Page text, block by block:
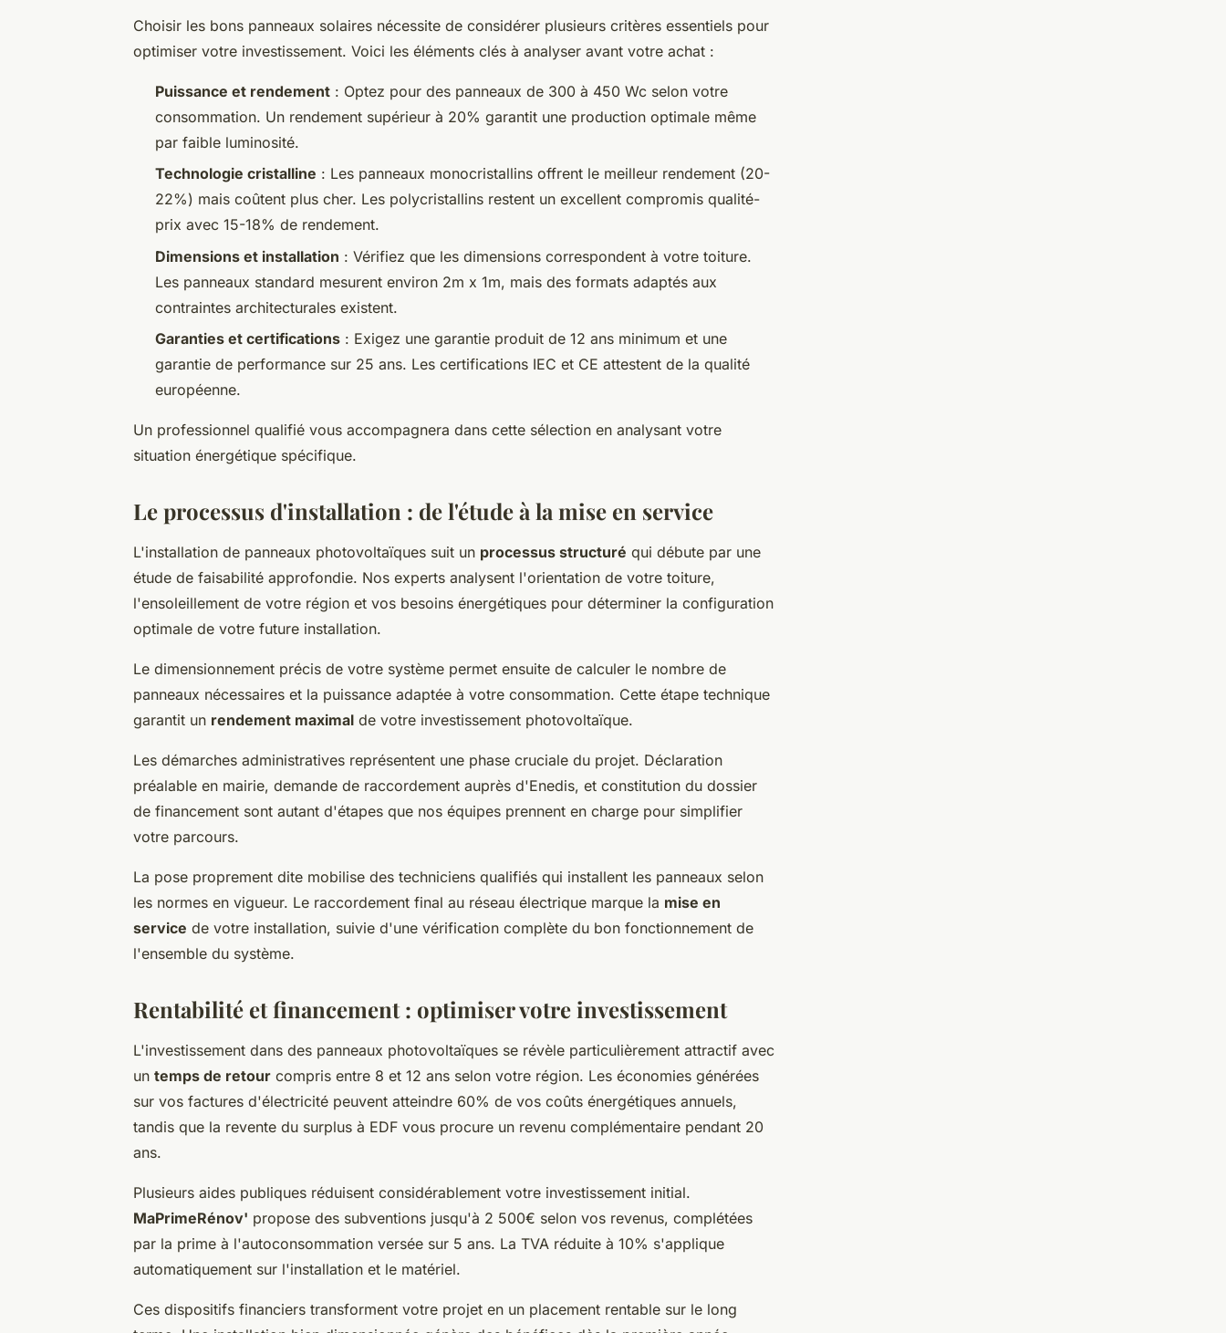
Choisir les bons panneaux solaires nécessite de considérer plusieurs critères essentiels pour
optimiser votre investissement. Voici les éléments clés à analyser avant votre achat :
Puissance et rendement : Optez pour des panneaux de 300 à 450 Wc selon votre
consommation. Un rendement supérieur à 20% garantit une production optimale même
par faible luminosité.
Technologie cristalline : Les panneaux monocristallins offrent le meilleur rendement (20-
22%) mais coûtent plus cher. Les polycristallins restent un excellent compromis qualité-
prix avec 15-18% de rendement.
Dimensions et installation : Vérifiez que les dimensions correspondent à votre toiture.
Les panneaux standard mesurent environ 2m x 1m, mais des formats adaptés aux
contraintes architecturales existent.
Garanties et certifications : Exigez une garantie produit de 12 ans minimum et une
garantie de performance sur 25 ans. Les certifications IEC et CE attestent de la qualité
européenne.
Un professionnel qualifié vous accompagnera dans cette sélection en analysant votre
situation énergétique spécifique.
Le processus d'installation : de l'étude à la mise en service
L'installation de panneaux photovoltaïques suit un processus structuré qui débute par une
étude de faisabilité approfondie. Nos experts analysent l'orientation de votre toiture,
l'ensoleillement de votre région et vos besoins énergétiques pour déterminer la configuration
optimale de votre future installation.
Le dimensionnement précis de votre système permet ensuite de calculer le nombre de
panneaux nécessaires et la puissance adaptée à votre consommation. Cette étape technique
garantit un rendement maximal de votre investissement photovoltaïque.
Les démarches administratives représentent une phase cruciale du projet. Déclaration
préalable en mairie, demande de raccordement auprès d'Enedis, et constitution du dossier
de financement sont autant d'étapes que nos équipes prennent en charge pour simplifier
votre parcours.
La pose proprement dite mobilise des techniciens qualifiés qui installent les panneaux selon
les normes en vigueur. Le raccordement final au réseau électrique marque la mise en
service de votre installation, suivie d'une vérification complète du bon fonctionnement de
l'ensemble du système.
Rentabilité et financement : optimiser votre investissement
L'investissement dans des panneaux photovoltaïques se révèle particulièrement attractif avec
un temps de retour compris entre 8 et 12 ans selon votre région. Les économies générées
sur vos factures d'électricité peuvent atteindre 60% de vos coûts énergétiques annuels,
tandis que la revente du surplus à EDF vous procure un revenu complémentaire pendant 20
ans.
Plusieurs aides publiques réduisent considérablement votre investissement initial.
MaPrimeRénov' propose des subventions jusqu'à 2 500€ selon vos revenus, complétées
par la prime à l'autoconsommation versée sur 5 ans. La TVA réduite à 10% s'applique
automatiquement sur l'installation et le matériel.
Ces dispositifs financiers transforment votre projet en un placement rentable sur le long